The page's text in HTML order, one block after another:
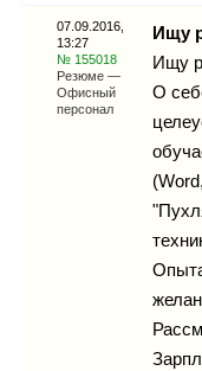
07.09.2016,
13:27
№ 155018
Резюме —
Офисный
персонал
Ищу
Ищу
О